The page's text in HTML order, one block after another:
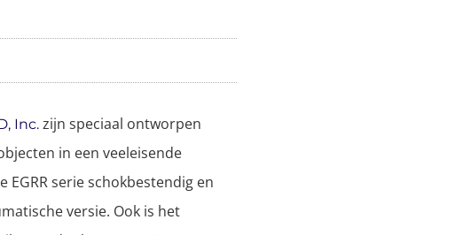
Inc.zijn speciaal ontworpen
in een veeleisende
serie schokbestendig en
versie. Ook is het